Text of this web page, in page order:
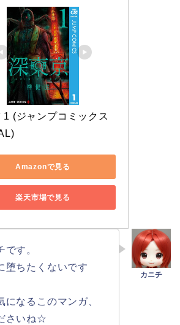
1 (ジャンプコミックス
Amazonで見る
楽天市場で見る
です。
堕ちたくないです
になるこのマンガ、
さいね☆